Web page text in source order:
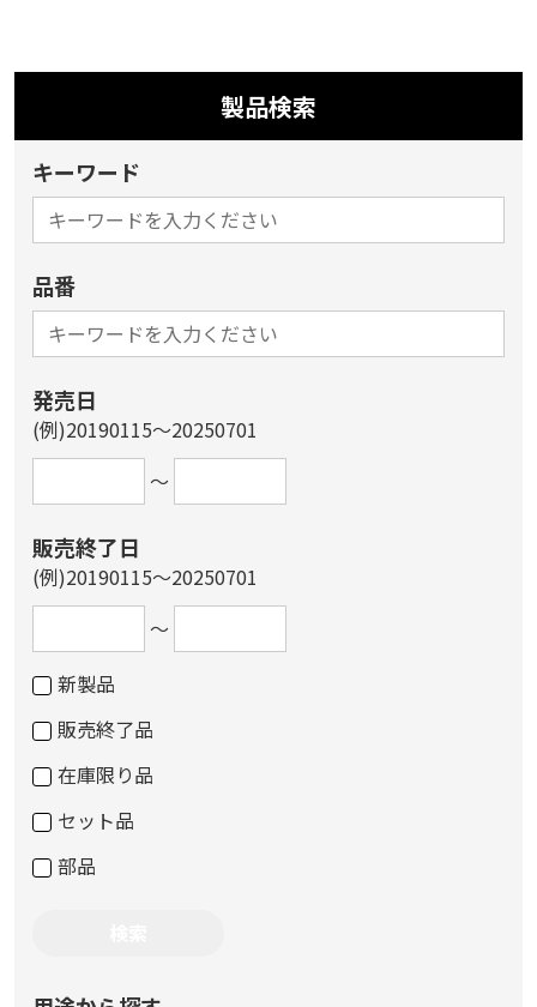
製品検索
キーワード
品番
発売日
(例)20190115～20250701
～
販売終了日
(例)20190115～20250701
～
新製品
販売終了品
在庫限り品
セット品
部品